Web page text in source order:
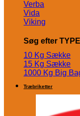
Verba
Vida
Viking
Søg efter TYPE
10 Kg Sække
15 Kg Sække
1000 Kg Big
Træbriketter